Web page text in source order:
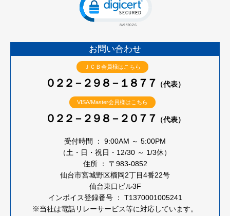
お問い合わせ
ＪＣＢ会員様はこちら
０２２－２９８－１８７７ （代表）
VISA/Master会員様はこちら
０２２－２９８－２０７７ （代表）
受付時間 ： 9:00AM ～ 5:00PM
（土・日・祝日・12/30 ～ 1/3休）
住所 ： 〒983-0852
仙台市宮城野区榴岡2丁目4番22号
仙台東口ビル3F
インボイス登録番号 ： T1370001005241
※当社は電話リレーサービス等に対応しています。